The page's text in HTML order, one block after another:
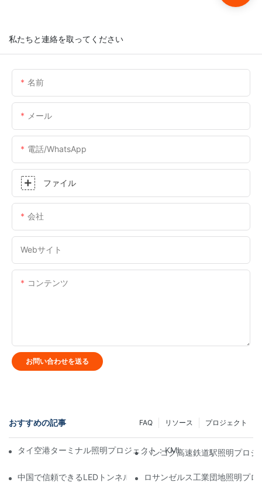
私たちと連絡を取ってください
名前
メール
電話/WhatsApp
ファイル
会社
Webサイト
コンテンツ
お問い合わせを送る
おすすめの記事 プロジェクト
リソース
FAQ
タイ空港ターミナル照明プロジェクト：KML FLP投光器がタイ空
バンコク高速鉄道駅照明プロ
中国で信頼できるLEDトンネルライトメーカーを見つける
ロサンゼルス工業団地照明プ